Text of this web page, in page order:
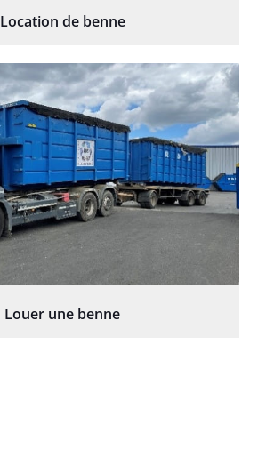
Location de benne
Louer une benne